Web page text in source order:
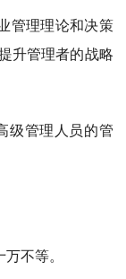
理理论和决策
升管理者的战略
管理人员的管
不等。